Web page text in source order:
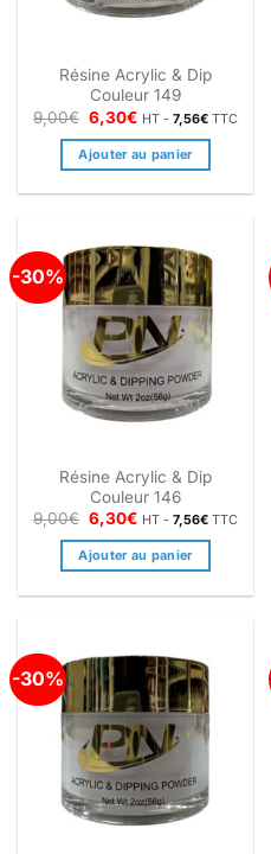
Résine Acrylic & Dip
Couleur 149
9,00€ Le
prix
initial
était :
6,30€Le
actuel
est :
HT -7,56€ TTC
Ajouter au panier
-30%
Résine Acrylic & Dip
Couleur 146
9,00€ Le
prix
initial
était :
6,30€Le
actuel
est :
HT -7,56€ TTC
Ajouter au panier
-30%